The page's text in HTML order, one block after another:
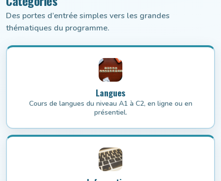
Des portes d’entrée simples vers les grandes
thématiques du programme.
Langues
Cours de langues du niveau A1 à C2, en ligne ou en
présentiel.